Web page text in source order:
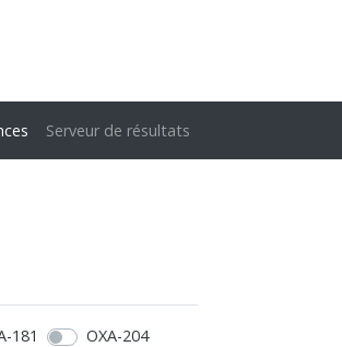
Serveur de résultats
181
OXA-204